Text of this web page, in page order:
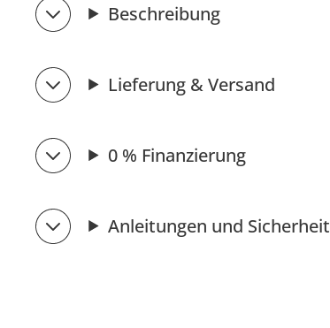
Beschreibung
Lieferung & Versand
0 % Finanzierung
Anleitungen und Sicherheit